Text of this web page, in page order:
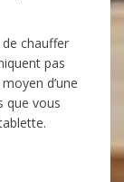
chauffer
pas
d’une
que vous